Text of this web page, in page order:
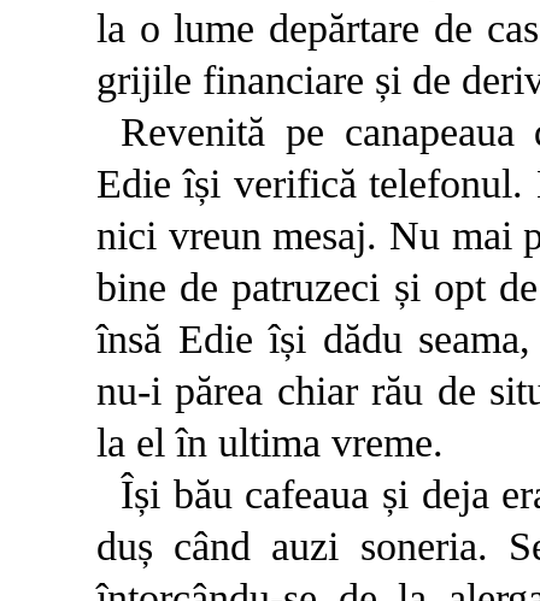
la o lume depărtare de
grijile financiare și de
Revenită pe
Edie își verifică telefonul.
nici vreun mesaj. Nu mai
bine de patruzeci și opt
însă Edie își dădu
nu-i părea chiar rău de
la el în ultima vreme.
Își bău cafeaua și deja
duș când auzi soneria.